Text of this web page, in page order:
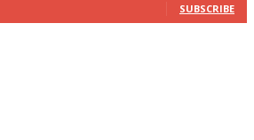
SUBSCRIBE